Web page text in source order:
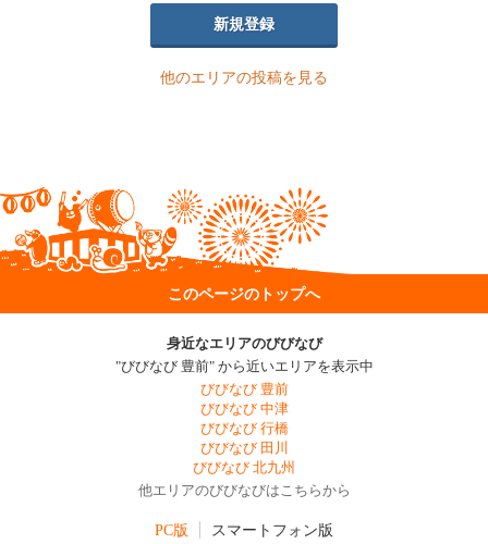
新規登録
他のエリアの投稿を見る
このページのトップへ
身近なエリアのびびなび
"びびなび 豊前" から近いエリアを表示中
びびなび 豊前
びびなび 中津
びびなび 行橋
びびなび 田川
びびなび 北九州
他エリアのびびなびはこちらから
PC版 スマートフォン版